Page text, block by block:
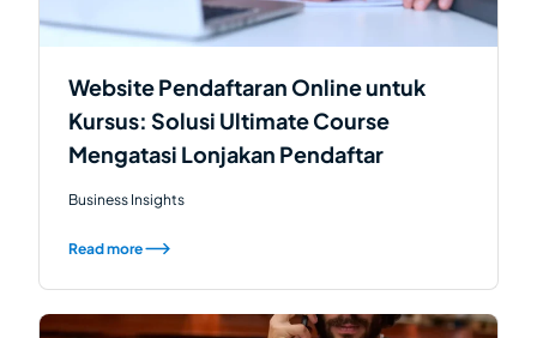
Website Pendaftaran Online untuk
Kursus: Solusi Ultimate Course
Mengatasi Lonjakan Pendaftar
Business Insights
Read more